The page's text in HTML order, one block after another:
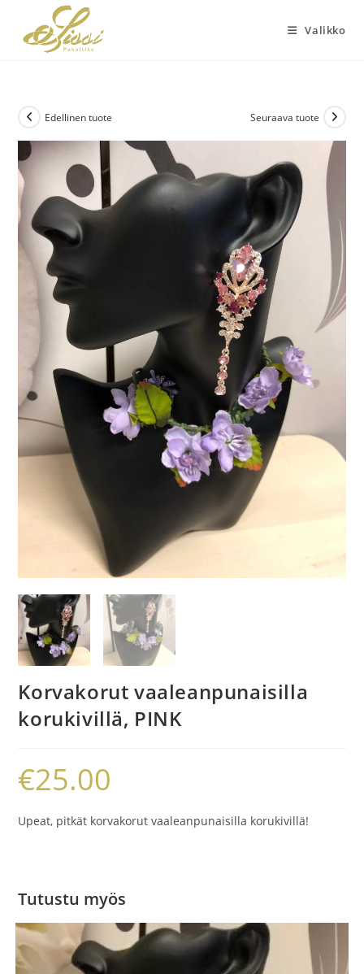
suoraan
sisältöön
Valikko
Edellinen tuote Seuraava tuote
Korvakorut vaaleanpunaisilla
korukivillä, PINK
€25.00
Upeat, pitkät korvakorut vaaleanpunaisilla korukivillä!
Tutustu myös